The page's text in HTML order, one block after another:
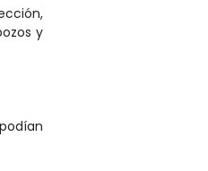
y